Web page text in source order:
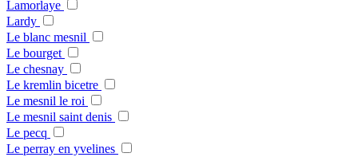
Lamorlaye
Lardy
Le blanc mesnil
Le bourget
Le chesnay
Le kremlin bicetre
Le mesnil le roi
Le mesnil saint denis
Le pecq
Le perray en yvelines